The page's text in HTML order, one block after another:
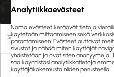
Suodata
Analytiikkaevästeet
Nämä evästeet keräävät tietoja
käytetään mittaamiseen sekä
parantamiseen. Evästeet auttavat
sivustot ja nähdä miten käyttäjät
yhdistetään ja ovat siten anonyymejä.
saa käynnistäsi analytiikkatietoja
käyttäjäkokemusta niiden perusteella.